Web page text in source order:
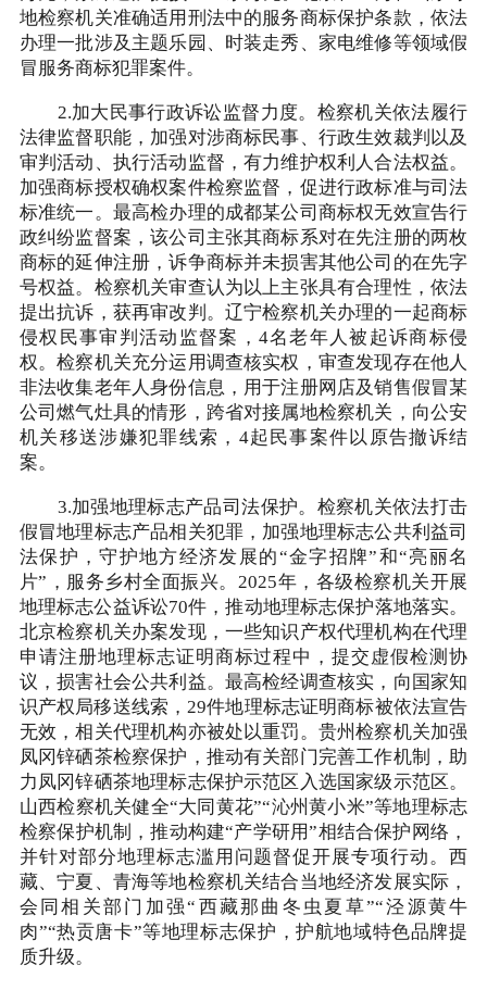
地检察机关准确适用刑法中的服务商标保护条款，依法
办理一批涉及主题乐园、时装走秀、家电维修等领域假
冒服务商标犯罪案件。
2.加大民事行政诉讼监督力度。检察机关依法履行
法律监督职能，加强对涉商标民事、行政生效裁判以及
审判活动、执行活动监督，有力维护权利人合法权益。
加强商标授权确权案件检察监督，促进行政标准与司法
标准统一。最高检办理的成都某公司商标权无效宣告行
政纠纷监督案，该公司主张其商标系对在先注册的两枚
商标的延伸注册，诉争商标并未损害其他公司的在先字
号权益。检察机关审查认为以上主张具有合理性，依法
提出抗诉，获再审改判。辽宁检察机关办理的一起商标
侵权民事审判活动监督案，4名老年人被起诉商标侵
权。检察机关充分运用调查核实权，审查发现存在他人
非法收集老年人身份信息，用于注册网店及销售假冒某
公司燃气灶具的情形，跨省对接属地检察机关，向公安
机关移送涉嫌犯罪线索，4起民事案件以原告撤诉结
案。
3.加强地理标志产品司法保护。检察机关依法打击
假冒地理标志产品相关犯罪，加强地理标志公共利益司
法保护，守护地方经济发展的“金字招牌”和“亮丽名
片”，服务乡村全面振兴。2025年，各级检察机关开展
地理标志公益诉讼70件，推动地理标志保护落地落实。
北京检察机关办案发现，一些知识产权代理机构在代理
申请注册地理标志证明商标过程中，提交虚假检测协
议，损害社会公共利益。最高检经调查核实，向国家知
识产权局移送线索，29件地理标志证明商标被依法宣告
无效，相关代理机构亦被处以重罚。贵州检察机关加强
凤冈锌硒茶检察保护，推动有关部门完善工作机制，助
力凤冈锌硒茶地理标志保护示范区入选国家级示范区。
山西检察机关健全“大同黄花”“沁州黄小米”等地理标志
检察保护机制，推动构建“产学研用”相结合保护网络，
并针对部分地理标志滥用问题督促开展专项行动。西
藏、宁夏、青海等地检察机关结合当地经济发展实际，
会同相关部门加强“西藏那曲冬虫夏草”“泾源黄牛
肉”“热贡唐卡”等地理标志保护，护航地域特色品牌提
质升级。